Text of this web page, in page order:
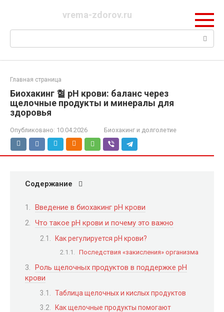
vrema-zdorov.ru
Поиск:
Главная страница
Биохакинг 혈 pH крови: баланс через
щелочные продукты и минералы для
здоровья
Опубликовано: 10.04.2026 Биохакинг и долголетие
Содержание
Введение в биохакинг pH крови
Что такое pH крови и почему это важно
Как регулируется pH крови?
Последствия «закисления» организма
Роль щелочных продуктов в поддержке pH
крови
Таблица щелочных и кислых продуктов
Как щелочные продукты помогают